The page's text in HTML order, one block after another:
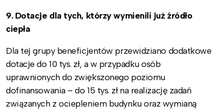
9. Dotacje dla tych, którzy wymienili już źródło
ciepła
Dla tej grupy beneficjentów przewidziano dodatkowe
dotacje do 10 tys. zł, a w przypadku osób
uprawnionych do zwiększonego poziomu
dofinansowania – do 15 tys. zł na realizację zadań
związanych z ociepleniem budynku oraz wymianą